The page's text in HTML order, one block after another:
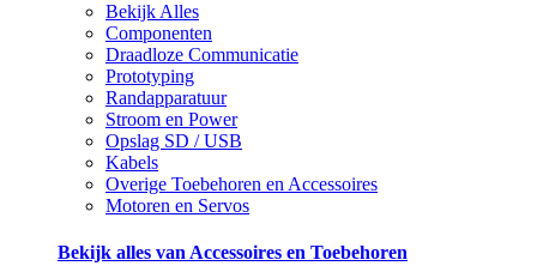
Bekijk Alles
Componenten
Draadloze Communicatie
Prototyping
Randapparatuur
Stroom en Power
Opslag SD / USB
Kabels
Overige Toebehoren en Accessoires
Motoren en Servos
Bekijk alles van Accessoires en Toebehoren